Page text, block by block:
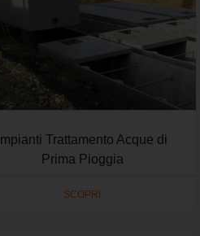
Impianti Trattamento Acque di
Prima Pioggia
SCOPRI